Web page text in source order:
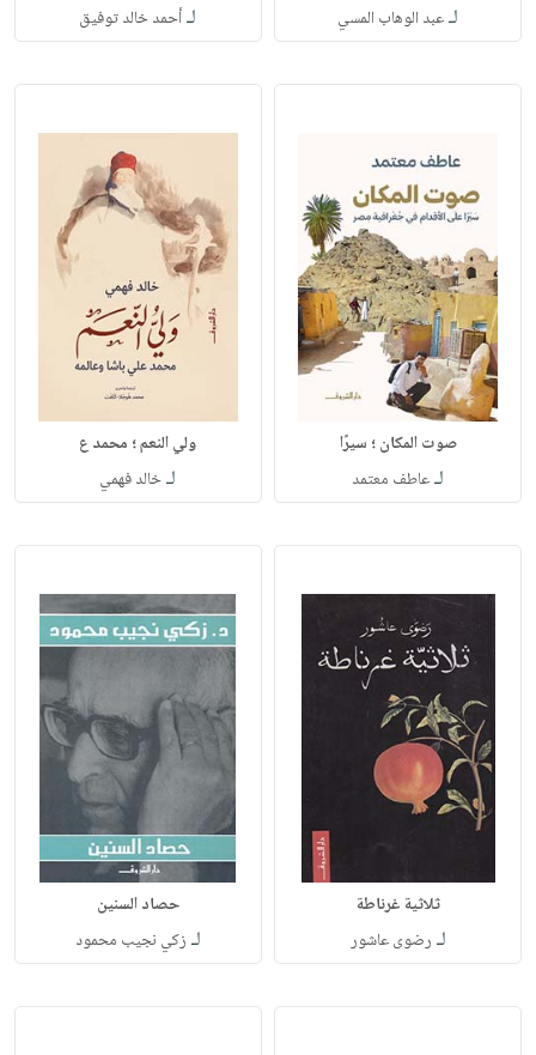
لـعبد الوهاب المسي لـأحمد خالد توفيق
صوت المكان ؛ سيرًا
لـعاطف معتمد
ولي النعم ؛ محمد ع
لـخالد فهمي
ثلاثية غرناطة
لـ رضوى عاشور
حصاد السنين
لـ زكي نجيب محمود